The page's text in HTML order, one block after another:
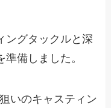
ングタックルと深
備しました。
いのキャスティン